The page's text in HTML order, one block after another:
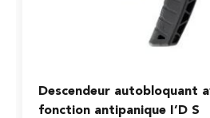
Descendeur autobloquant
fonction antipanique I’D S